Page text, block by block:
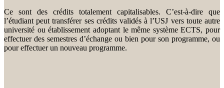
Ce sont des crédits totalement capitalisables. C’est-à-dire que
l’étudiant peut transférer ses crédits validés à l’USJ vers toute autre
université ou établissement adoptant le même système ECTS, pour
effectuer des semestres d’échange ou bien pour son programme, ou
pour effectuer un nouveau programme.